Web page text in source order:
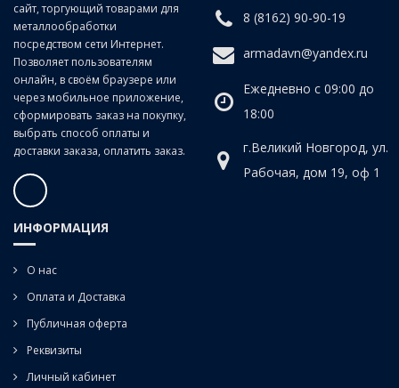
сайт, торгующий товарами для
металлообработки
посредством сети Интернет.
Позволяет пользователям
онлайн, в своём браузере или
через мобильное приложение,
сформировать заказ на покупку,
выбрать способ оплаты и
доставки заказа, оплатить заказ.
8 (8162) 90-90-19
armadavn@yandex.ru
Ежедневно с 09:00 до
18:00
г.Великий Новгород, ул.
Рабочая, дом 19, оф 1
ИНФОРМАЦИЯ
О нас
Оплата и Доставка
Публичная оферта
Реквизиты
Личный кабинет